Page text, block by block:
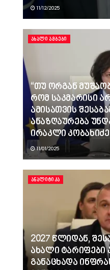
11/12/2025
ᲐᲮᲐᲚᲘ ᲐᲛᲑᲔᲑᲘ
“თუ ორგან
რომ საკმარისი
ამისათვის
ანაზღაურება
ირაკლი კობახიძე
11/01/2025
ᲐᲜᲐᲚᲘᲢᲘᲙᲐ
2027 წლიდან,
ახალი ტარიფები
განაცხადა